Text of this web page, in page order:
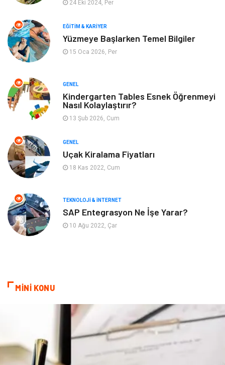
Genel Kültür
Metal Evlilik Rehberi
Yeme & İçme Anne & Çocuk
Ev İşleri Gayrimenkul
Organizasyon
Astroloji Aksesuar
Mobilya diş sağlığı
Bebek Giyim
24 Eki 2024, Per
EĞITIM & KARIYER
Yüzmeye Başlarken Temel Bilgiler
15 Oca 2026, Per
GENEL
Kindergarten Tables Esnek Öğrenmeyi
Nasıl Kolaylaştırır?
13 Şub 2026, Cum
GENEL
Uçak Kiralama Fiyatları
18 Kas 2022, Cum
TEKNOLOJI & İNTERNET
SAP Entegrasyon Ne İşe Yarar?
10 Ağu 2022, Çar
MİNİ KONU